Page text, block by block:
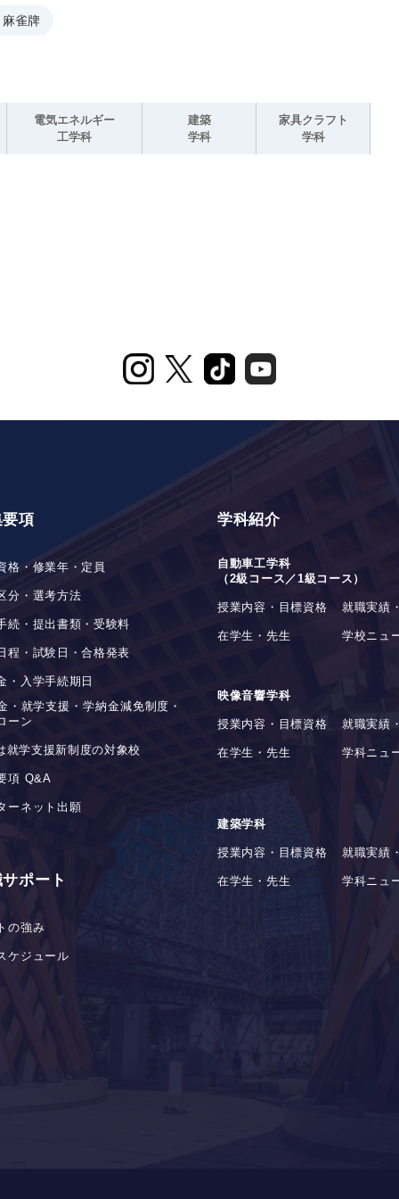
麻雀牌
電気エネルギー
工学科
建築
学科
家具クラフト
学科
項
格・修業年・定員
分・選考方法
続・提出書類・受験料
程・試験日・合格発表
・入学手続期日
・就学支援・学納金減免制度・
ーン
就学支援新制度の対象校
項 Q&A
ーネット出願
ポート
の強み
ケジュール
学科紹介
自動車工学科
（2級コース／1級コース）
授業内容・目標資格 就職実績
在学生・先生 学校ニュ
映像音響学科
授業内容・目標資格 就職実績
在学生・先生 学科ニュ
建築学科
授業内容・目標資格 就職実績
在学生・先生 学科ニュ